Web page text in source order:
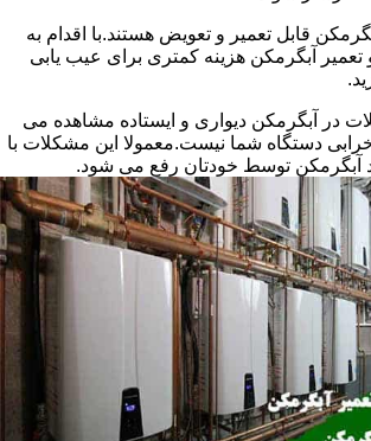
قابل تعمیر و تعویض هستند.با اقدام به
آبگرمکن هزینه کمتری برای عیب یابی
در آبگرمکن دیواری و ایستاده مشاهده می
دستگاه شما نیست.معمولا این مشکلات با
آبگرمکن توسط خودتان رفع می شود.